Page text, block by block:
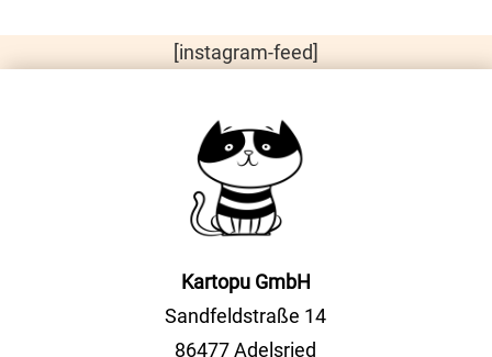
[instagram-feed]
Kartopu GmbH
Sandfeldstraße 14
86477 Adelsried